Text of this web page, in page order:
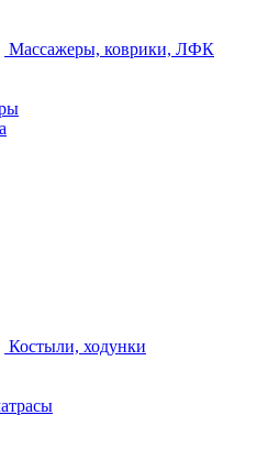
Массажеры, коврики, ЛФК
Костыли, ходунки